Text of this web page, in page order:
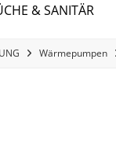
& SANITÄR
Wärmepumpen